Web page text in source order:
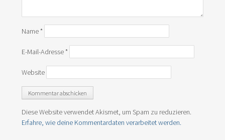
Name*
E-Mail-Adresse*
Website
Diese Website verwendet Akismet, um Spam zu reduzieren.
Erfahre, wie deine Kommentardaten verarbeitet werden.